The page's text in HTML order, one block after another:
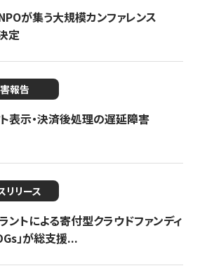
が集う大規模カンファレンス
定
報告
ト表示・決済後処理の遅延障害
リリース
ントによる寄付型クラウドファンディ
」が総支援...